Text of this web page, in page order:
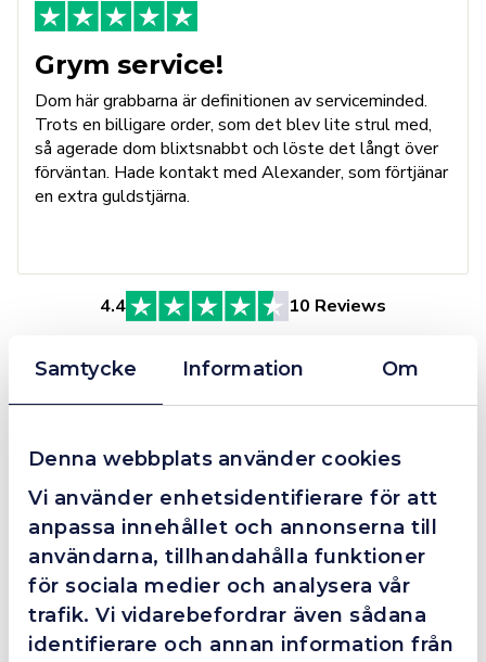
Samtycke Information Om
Denna webbplats använder cookies
Vi använder enhetsidentifierare för att
anpassa innehållet och annonserna till
användarna, tillhandahålla funktioner
för sociala medier och analysera vår
trafik. Vi vidarebefordrar även sådana
identifierare och annan information från
4.4 10 Reviews
Grym service!
Dom här grabbarna är definitionen av serviceminded.
Trots en billigare order, som det blev lite strul med,
så agerade dom blixtsnabbt och löste det långt över
förväntan. Hade kontakt med Alexander, som förtjänar
en extra guldstjärna.
Beskrivning
2m Sprickindikering
2m Sprickindikering-sats rekommenderas för industri och
verkstäder.
Lämplig för låg- och höglegerade stål, för metaller som
aluminium, magnesium, koppar, nickel, titan och keramiska
material.